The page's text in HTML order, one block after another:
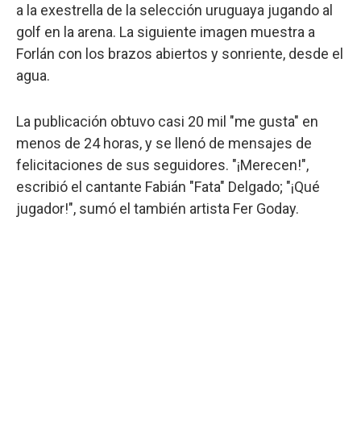
a la exestrella de la selección uruguaya jugando al
golf en la arena. La siguiente imagen muestra a
Forlán con los brazos abiertos y sonriente, desde el
agua.
La publicación obtuvo casi 20 mil "me gusta" en
menos de 24 horas, y se llenó de mensajes de
felicitaciones de sus seguidores. "¡Merecen!",
escribió el cantante Fabián "Fata" Delgado; "¡Qué
jugador!", sumó el también artista Fer Goday.